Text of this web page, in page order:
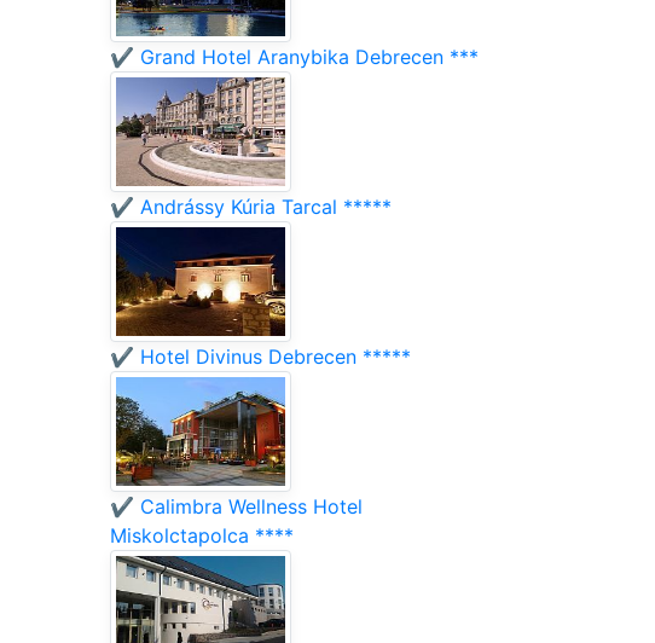
✔️ Grand Hotel Aranybika Debrecen ***
✔️ Andrássy Kúria Tarcal *****
✔️ Hotel Divinus Debrecen *****
✔️ Calimbra Wellness Hotel
Miskolctapolca ****